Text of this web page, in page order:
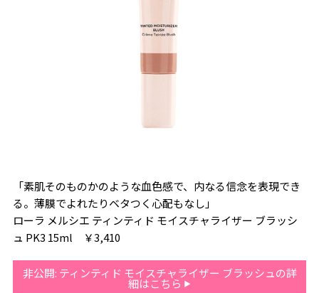
「素肌そのものかのような血色感で、内なる信念を表現でき
る。薄膜でよれたりベタつく心配もなし」
ローラ メルシエ ティンティド モイスチャライザー ブラッシ
ュ PK3 15ml ￥3,410
非公開: ティンティド モイスチャライザー ブラッシュの詳
細はこちら